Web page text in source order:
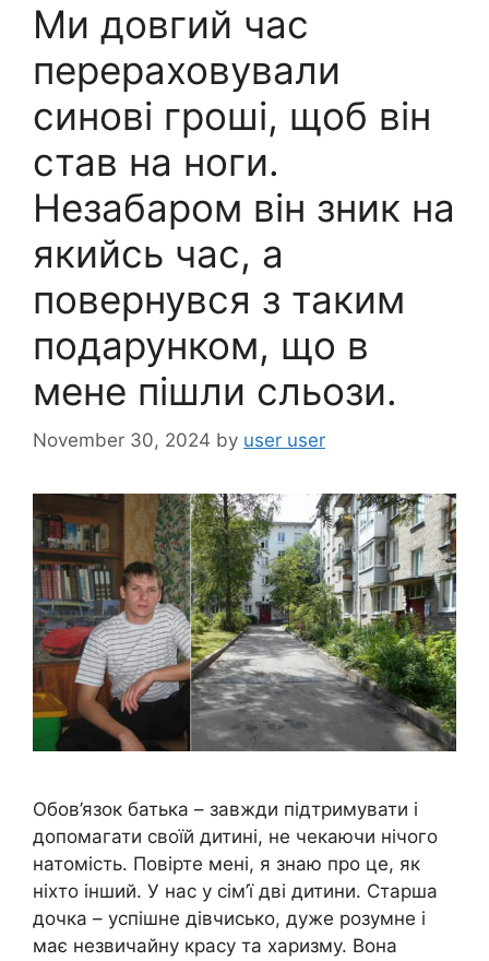
k
Ми довгий час
перераховували
синові гроші, щоб він
став на ноги.
Незабаром він зник на
якийсь час, а
повернувся з таким
подарунком, що в
мене пішли сльози.
November 30, 2024 by user user
Обов’язок батька – завжди підтримувати і
допомагати своїй дитині, не чекаючи нічого
натомість. Повірте мені, я знаю про це, як
ніхто інший. У нас у сім’ї дві дитини. Старша
дочка – успішне дівчисько, дуже розумне і
має незвичайну красу та харизму. Вона